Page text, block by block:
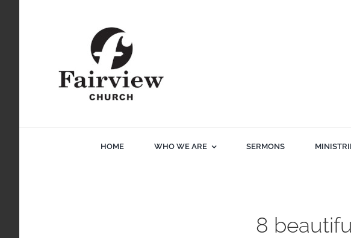
HOME WHO WE ARE SERMONS
8